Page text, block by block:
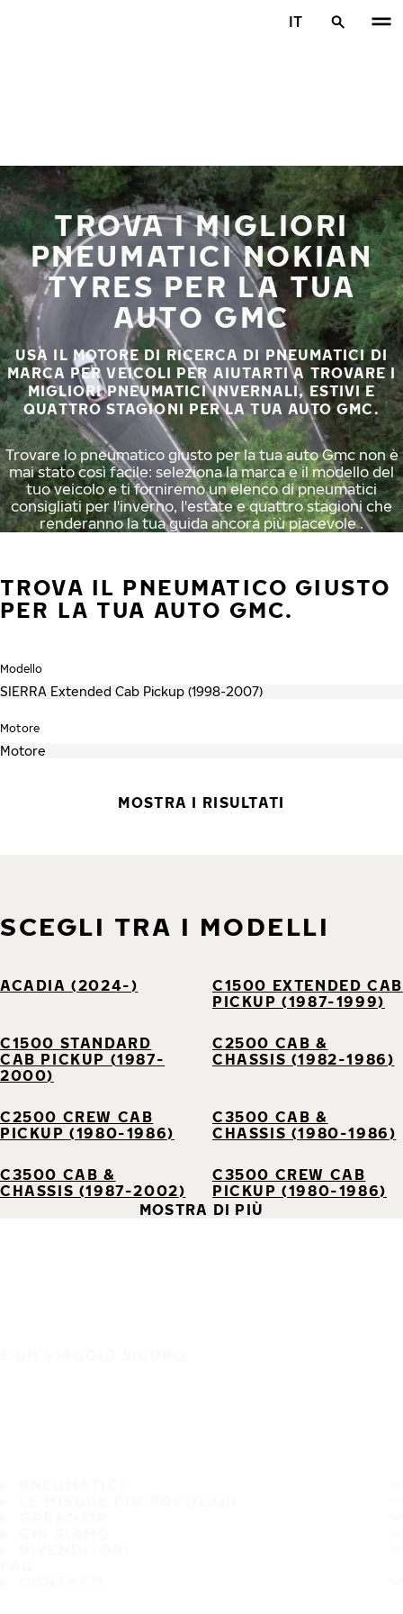
IT
TROVA I MIGLIORI
PNEUMATICI NOKIAN
TYRES PER LA TUA
AUTO GMC
USA IL MOTORE DI RICERCA DI PNEUMATICI DI
MARCA PER VEICOLI PER AIUTARTI A TROVARE I
MIGLIORI PNEUMATICI INVERNALI, ESTIVI E
QUATTRO STAGIONI PER LA TUA AUTO GMC.
Trovare lo pneumatico giusto per la tua auto Gmc non è
mai stato così facile: seleziona la marca e il modello del
tuo veicolo e ti forniremo un elenco di pneumatici
consigliati per l'inverno, l'estate e quattro stagioni che
renderanno la tua guida ancora più piacevole .
TROVA IL PNEUMATICO GIUSTO
PER LA TUA AUTO GMC.
Modello
Motore
MOSTRA I RISULTATI
SCEGLI TRA I MODELLI
ACADIA (2024-)
C1500 EXTENDED CAB
PICKUP (1987-1999)
C1500 STANDARD
CAB PICKUP (1987-
2000)
C2500 CAB &
CHASSIS (1982-1986)
C2500 CREW CAB
PICKUP (1980-1986)
C3500 CAB &
CHASSIS (1980-1986)
C3500 CAB &
CHASSIS (1987-2002)
C3500 CREW CAB
PICKUP (1980-1986)
MOSTRA DI PIÙ